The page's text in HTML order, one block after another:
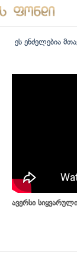
ეს ენძელებია
ავერსი